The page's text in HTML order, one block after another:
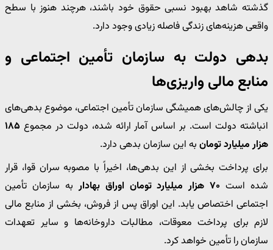
گذشته شاهد بهبود نسبی حقوق خود باشند، هرچند هنوز با سطح
واقعی هزینه‌های زندگی فاصله زیادی وجود دارد.
بدهی دولت به سازمان تأمین اجتماعی و
منابع مالی واریزی‌ها
یکی از چالش‌های همیشگی سازمان تأمین اجتماعی، موضوع بدهی‌های
انباشته دولت است. بر اساس آمار ارائه شده، دولت در مجموع ۱۸۵
هزار میلیارد تومان به این سازمان بدهی دارد.
برای پرداخت بخشی از این بدهی‌ها، اخیراً با مصوبه سران قوا، قرار
شده است ۷۰ هزار میلیارد تومان اوراق بهادار
به سازمان تأمین
اجتماعی اختصاص یابد. این اوراق پس از فروش، بخشی از منابع مالی
لازم برای پرداخت معوقات، مطالبات داروخانه‌ها و سایر تعهدات
سازمان را تأمین خواهد کرد.